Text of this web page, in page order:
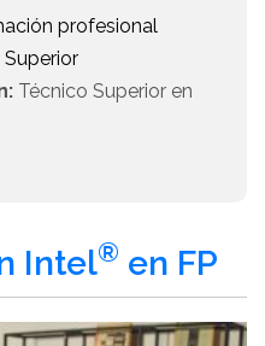
profesional
Técnico Superior en
Intel® en FP